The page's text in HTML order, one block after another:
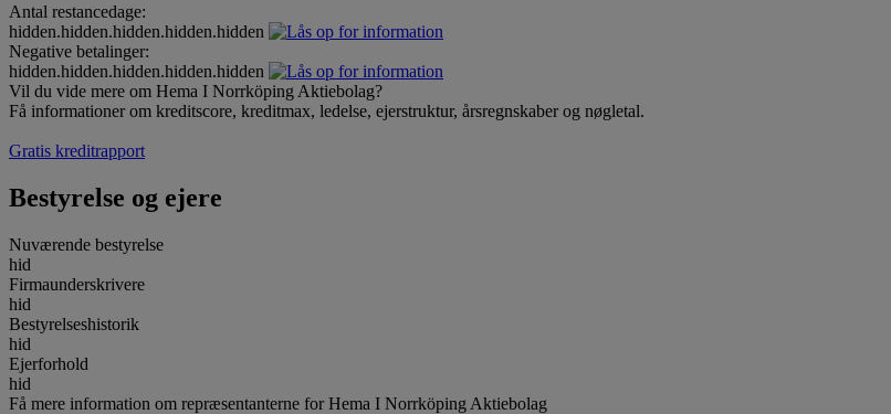
Antal restancedage:
hidden.hidden.hidden.hidden.hidden
Negative betalinger:
hidden.hidden.hidden.hidden.hidden
Vil du vide mere om Hema I Norrköping Aktiebolag?
Få informationer om kreditscore, kreditmax, ledelse, ejerstruktur, årsregnskaber og nøgletal.
Gratis kreditrapport
Bestyrelse og ejere
Nuværende bestyrelse
hid
Firmaunderskrivere
hid
Bestyrelseshistorik
hid
Ejerforhold
hid
Få mere information om repræsentanterne for Hema I Norrköping Aktiebolag